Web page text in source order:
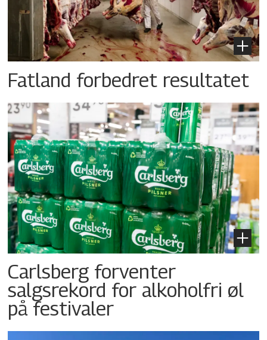
Fatland forbedret resultatet
Carlsberg forventer
salgsrekord for alkoholfri øl
på festivaler